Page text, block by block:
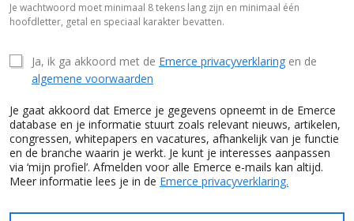
Je wachtwoord moet minimaal 8 tekens lang zijn en minimaal één
hoofdletter, getal en speciaal karakter bevatten.
Ja, ik ga akkoord met de Emerce privacyverklaring en de
algemene voorwaarden
Je gaat akkoord dat Emerce je gegevens opneemt in de Emerce
database en je informatie stuurt zoals relevant nieuws, artikelen,
congressen, whitepapers en vacatures, afhankelijk van je functie
en de branche waarin je werkt. Je kunt je interesses aanpassen
via ‘mijn profiel’. Afmelden voor alle Emerce e-mails kan altijd.
Meer informatie lees je in de Emerce privacyverklaring.